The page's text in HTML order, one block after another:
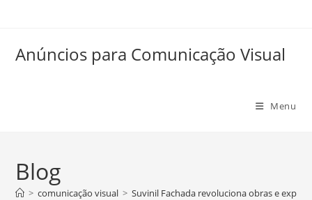
Anúncios para Comunicação Visual
Menu
Blog
> comunicação visual > Suvinil Fachada revoluciona obras e